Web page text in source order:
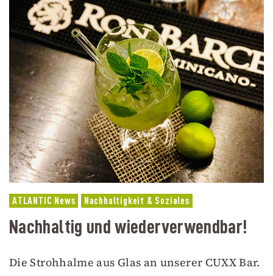
ATLANTIC News Nachhaltigkeit & Soziales
Nachhaltig und wiederverwendbar!
Die Strohhalme aus Glas an unserer CUXX Bar.